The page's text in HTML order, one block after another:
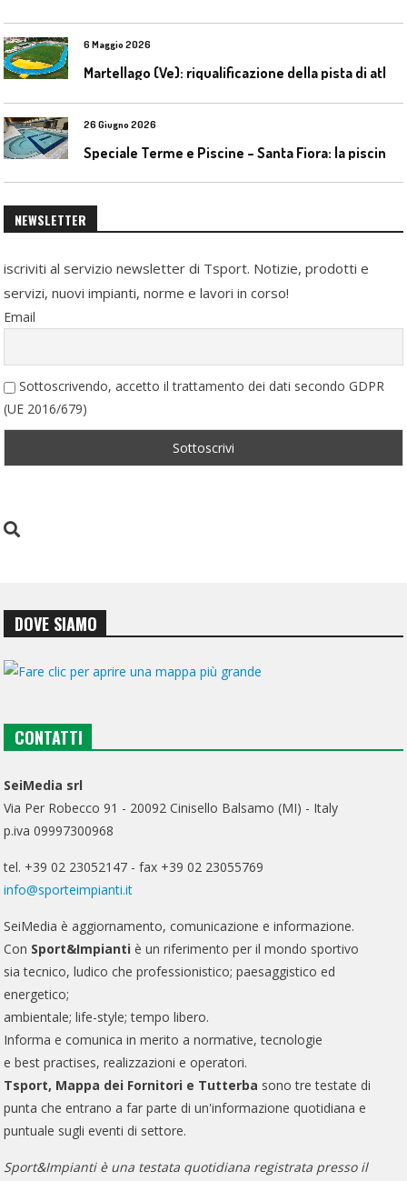
6 Maggio 2026
26 Giugno 2026
NEWSLETTER
iscriviti al servizio newsletter di Tsport. Notizie, prodotti e
servizi, nuovi impianti, norme e lavori in corso!
Email
Sottoscrivendo, accetto il trattamento dei dati secondo GDPR
(UE 2016/679)
DOVE SIAMO
CONTATTI
SeiMedia srl
Via Per Robecco 91 - 20092 Cinisello Balsamo (MI) - Italy
p.iva 09997300968
tel. +39 02 23052147 - fax +39 02 23055769
info@sporteimpianti.it
SeiMedia è aggiornamento, comunicazione e informazione.
Con Sport&Impianti è un riferimento per il mondo sportivo
sia tecnico, ludico che professionistico; paesaggistico ed
energetico;
ambientale; life-style; tempo libero.
Informa e comunica in merito a normative, tecnologie
e best practises, realizzazioni e operatori.
Tsport, Mappa dei Fornitori e Tutterba sono tre testate di
punta che entrano a far parte di un'informazione quotidiana e
puntuale sugli eventi di settore.
Sport&Impianti è una testata quotidiana registrata presso il